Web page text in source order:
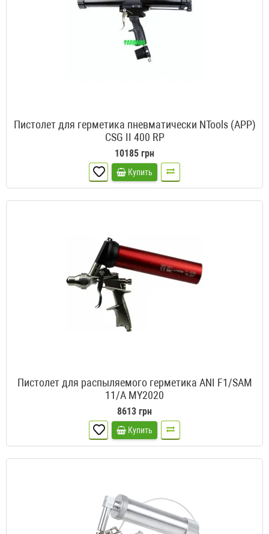
Пистолет для герметика пневматически NTools (APP)
CSG II 400 RP
10185 грн
Купить
Пистолет для распыляемого герметика ANI F1/SAM
11/A MY2020
8613 грн
Купить